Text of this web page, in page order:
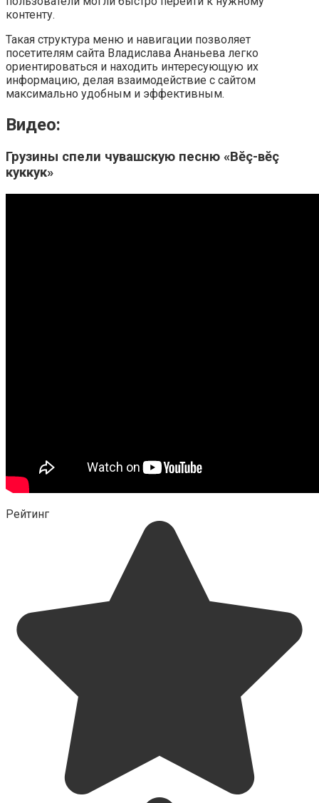
контенту.
Такая структура меню и навигации позволяет
посетителям сайта Владислава Ананьева легко
ориентироваться и находить интересующую их
информацию, делая взаимодействие с сайтом
максимально удобным и эффективным.
Видео:
Грузины спели чувашскую песню «Вĕç-вĕç
куккук»
Рейтинг